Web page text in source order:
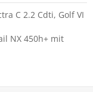
C 2.2 Cdti, Golf VI
NX 450h+ mit